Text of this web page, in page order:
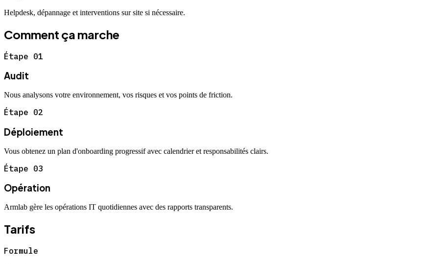
Helpdesk, dépannage et interventions sur site si nécessaire.
Comment ça marche
Étape 01
Audit
Nous analysons votre environnement, vos risques et vos points de friction.
Étape 02
Déploiement
Vous obtenez un plan d'onboarding progressif avec calendrier et responsabilités clairs.
Étape 03
Opération
Armlab gère les opérations IT quotidiennes avec des rapports transparents.
Tarifs
Formule